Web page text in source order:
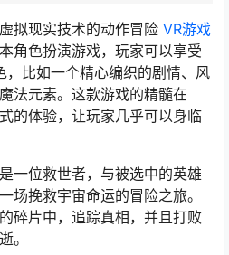
拟现实技术的动作冒险 VR游戏
角色扮演游戏，玩家可以享受
，比如一个精心编织的剧情、风
法元素。这款游戏的精髓在
的体验，让玩家几乎可以身临
一位救世者，与被选中的英雄
场挽救宇宙命运的冒险之旅。
碎片中，追踪真相，并且打败
。